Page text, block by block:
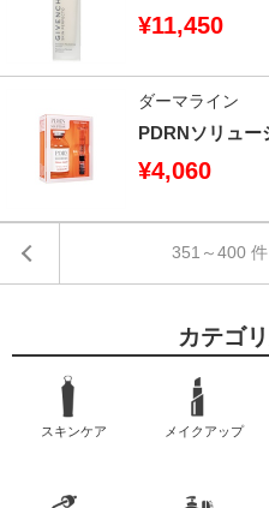
¥11,450
ダーマライン
PDRNソリュー
¥4,060
351～400
カテゴ
スキンケア メイクアップ